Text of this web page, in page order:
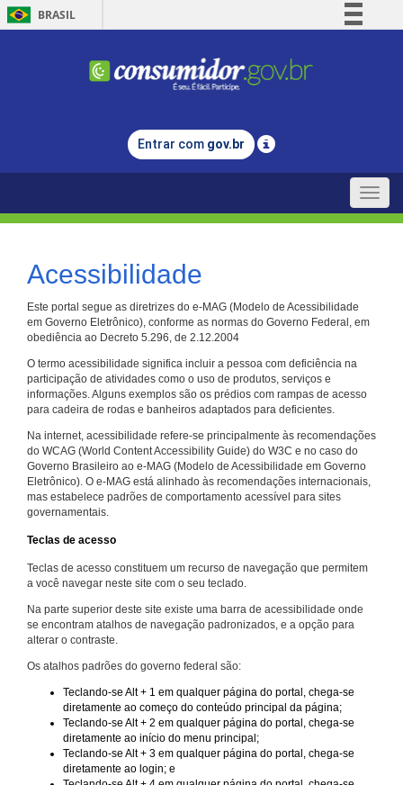
BRASIL
Comunica BR
Legislação
Entrar com gov.br
Toggle
Acessibilidade
Este portal segue as diretrizes do e-MAG (Modelo de Acessibilidade
em Governo Eletrônico), conforme as normas do Governo Federal, em
obediência ao Decreto 5.296, de 2.12.2004
O termo acessibilidade significa incluir a pessoa com deficiência na
participação de atividades como o uso de produtos, serviços e
informações. Alguns exemplos são os prédios com rampas de acesso
para cadeira de rodas e banheiros adaptados para deficientes.
Na internet, acessibilidade refere-se principalmente às recomendações
do WCAG (World Content Accessibility Guide) do W3C e no caso do
Governo Brasileiro ao e-MAG (Modelo de Acessibilidade em Governo
Eletrônico). O e-MAG está alinhado às recomendações internacionais,
mas estabelece padrões de comportamento acessível para sites
governamentais.
Teclas de acesso
Teclas de acesso constituem um recurso de navegação que permitem
a você navegar neste site com o seu teclado.
Na parte superior deste site existe uma barra de acessibilidade onde
se encontram atalhos de navegação padronizados, e a opção para
alterar o contraste.
Os atalhos padrões do governo federal são:
Teclando-se Alt + 1 em qualquer página do portal, chega-se
diretamente ao começo do conteúdo principal da página;
Teclando-se Alt + 2 em qualquer página do portal, chega-se
diretamente ao início do menu principal;
Teclando-se Alt + 3 em qualquer página do portal, chega-se
diretamente ao login; e